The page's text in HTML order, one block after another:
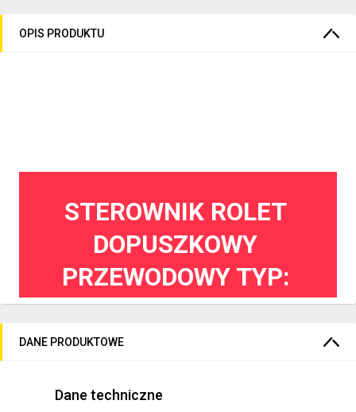
OPIS PRODUKTU
STEROWNIK ROLET
DOPUSZKOWY
PRZEWODOWY TYP:
SRP‑01
DANE PRODUKTOWE
Dane techniczne